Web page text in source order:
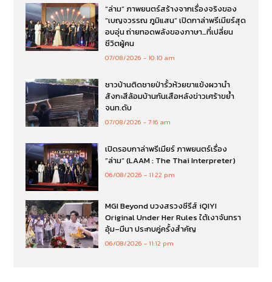
“ล่าม” ภาพยนตร์สร้างจากเรื่องจริงของ
“เบญจวรรณ ภูมิแสน” เปิดกาล่าพรีเมียร์สุด
อบอุ่น ถ่ายทอดพลังของภาษา…ที่เปลี่ยน
ชีวิตผู้คน
07/08/2026 10:10 am
ชาวบ้านติดชายป่ารั้วห้วยขาแข้งผวานำ
สังกะสีล้อมบ้านกันเสือหลังข่าวเศร้าขย้ำ
จนท.ดับ
07/08/2026 7:16 am
เปิดรอบกาล่าพรีเมียร์ ภาพยนตร์เรื่อง
”ล่าม“ (LAAM : The Thai Interpreter)
06/08/2026 11:22 pm
MGI Beyond บวงสรวงซีรีส์ iQIYI
Original Under Her Rules ใต้เงาจันทรา
อุ้ม–มีนา ประกบคู่ครั้งสำคัญ
06/08/2026 11:12 pm